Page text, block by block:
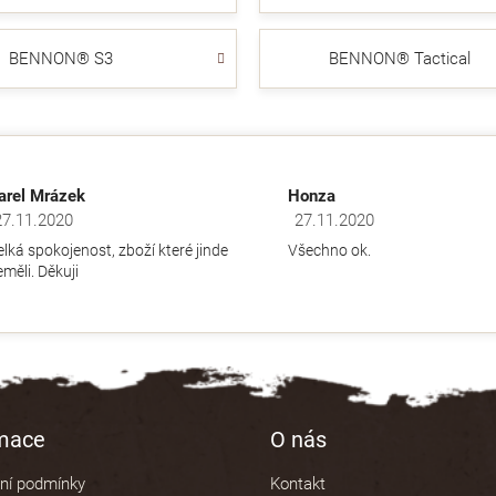
BENNON® S3 BENNON® Tactical
Mrázek
obchodu je 5 z 5 hvězdiček.
spokojenost, zboží které jinde
Děkuji
Honza
Hodnocení obchodu je 5 z 5
27.11.2020
Všechno ok.
podmínky
O nás
Kontakt